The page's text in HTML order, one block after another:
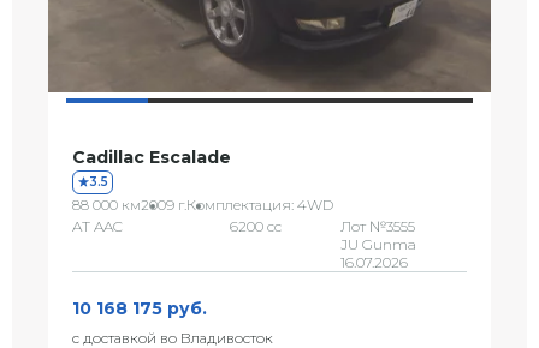
Cadillac Escalade
3.5
88 000 км2009 г.Комплектация: 4WD
AT AAC
6200 сс
Лот №3555
JU Gunma
16.07.2026
10 168 175 руб.
с доставкой во Владивосток